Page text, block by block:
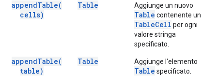
appendTable(
cells)
Table Aggiunge un nuovo
Table contenente un
TableCell per ogni
valore stringa
specificato.
appendTable(
table)
Table Aggiunge l'elemento
Table specificato.